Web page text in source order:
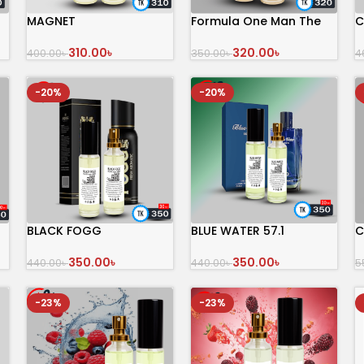
MAGNET
400.00৳310.00৳
অর্ডার করুন
Formula One Man The
mL
350.00৳320.00৳
অর্ডার করুন
-20%
BLACK FOGG
440.00৳350.00৳
অর্ডার করুন
-20%
BLUE WATER 57.1
440.00৳350.00৳
অর্ডার করুন
-23% -23%